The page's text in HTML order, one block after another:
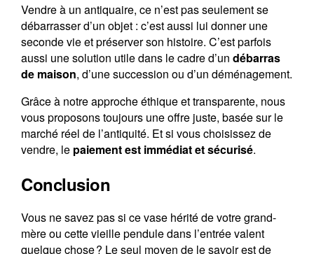
Vendre à un antiquaire, ce n’est pas seulement se
débarrasser d’un objet : c’est aussi lui donner une
seconde vie et préserver son histoire. C’est parfois
aussi une solution utile dans le cadre d’un débarras
de maison, d’une succession ou d’un déménagement.
Grâce à notre approche éthique et transparente, nous
vous proposons toujours une offre juste, basée sur le
marché réel de l’antiquité. Et si vous choisissez de
vendre, le paiement est immédiat et sécurisé.
Conclusion
Vous ne savez pas si ce vase hérité de votre grand-
mère ou cette vieille pendule dans l’entrée valent
quelque chose ? Le seul moyen de le savoir est de